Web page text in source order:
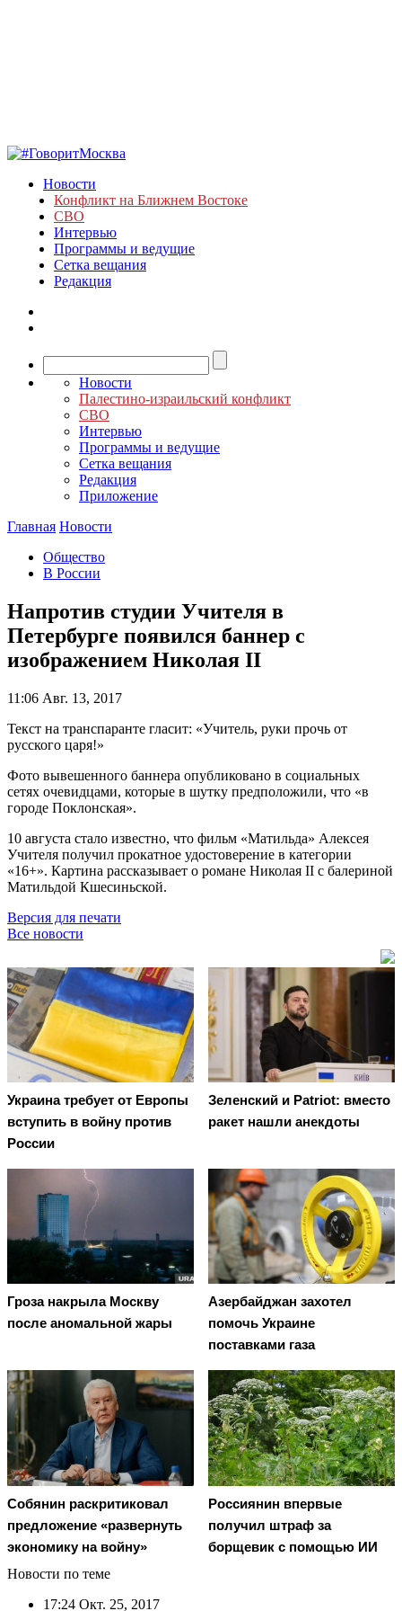
Новости
Конфликт на Ближнем Востоке
СВО
Интервью
Программы и ведущие
Сетка вещания
Редакция
Новости
Палестино-израильский конфликт
СВО
Интервью
Программы и ведущие
Сетка вещания
Редакция
Приложение
Главная Новости
Общество
В России
Напротив студии Учителя в
Петербурге появился баннер с
изображением Николая II
11:06 Авг. 13, 2017
Текст на транспаранте гласит: «Учитель, руки прочь от
русского царя!»
Фото вывешенного баннера опубликовано в социальных
сетях очевидцами, которые в шутку предположили, что «в
городе Поклонская».
10 августа стало известно, что фильм «Матильда» Алексея
Учителя получил прокатное удостоверение в категории
«16+». Картина рассказывает о романе Николая II с балериной
Матильдой Кшесиньской.
Версия для печати
Все новости
Украина требует от Европы
вступить в войну против
России
Зеленский и Patriot: вместо
ракет нашли анекдоты
Гроза накрыла Москву
после аномальной жары
Азербайджан захотел
помочь Украине
поставками газа
Собянин раскритиковал
предложение «развернуть
экономику на войну»
Россиянин впервые
получил штраф за
борщевик с помощью ИИ
Новости по теме
17:24 Окт. 25, 2017